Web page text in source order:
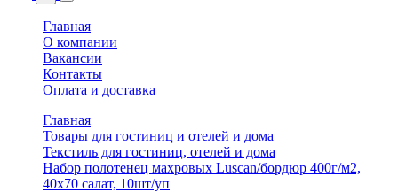
Главная(current)
О компании
Вакансии
Контакты
Оплата и доставка
Главная
Товары для гостиниц и отелей и дома
Текстиль для гостиниц, отелей и дома
Набор полотенец махровых Luscan/бордюр 400г/м2,
40х70 салат, 10шт/уп